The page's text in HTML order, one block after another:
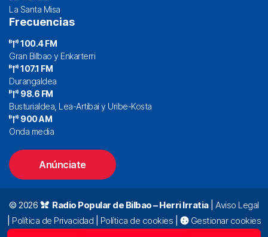
La Santa Misa
Frecuencias
100.4 FM
Gran Bilbao y Enkarterri
107.1 FM
Durangaldea
98.6 FM
Busturialdea, Lea-Artibai y Uribe-Kosta
900 AM
Onda media
Anúnciate
© 2026 Radio Popular de Bilbao – Herri Irratia| Aviso Legal
Política de Privacidad Política de cookies
Gestionar cookies